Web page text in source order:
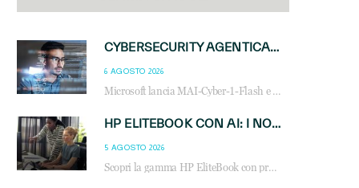
CYBERSECURITY AGENTICA: CON PERCEPTION E MAI-CYBER-1-FLASH MICROSOFT APRE NUOVI SERVIZI PER IL CANALE
6 AGOSTO 2026
Microsoft lancia MAI-Cyber-1-Flash e Perception: cybersecurity agentica in preview dal 3 novembre. Cosa cambia per MSP, system integrator e reseller.
HP ELITEBOOK CON AI: I NOTEBOOK BUSINESS INTELLIGENTI CHE TRASFORMANO PRODUTTIVITÀ, SICUREZZA E LAVORO IBRIDO
5 AGOSTO 2026
Scopri la gamma HP EliteBook con processori Intel® Core™ Ultra e AMD Ryzen™ AI. Notebook business progettati per aumentare la produttività, migliorare la collaborazione e garantire sicurezza avanzata in ufficio e in mobilità.